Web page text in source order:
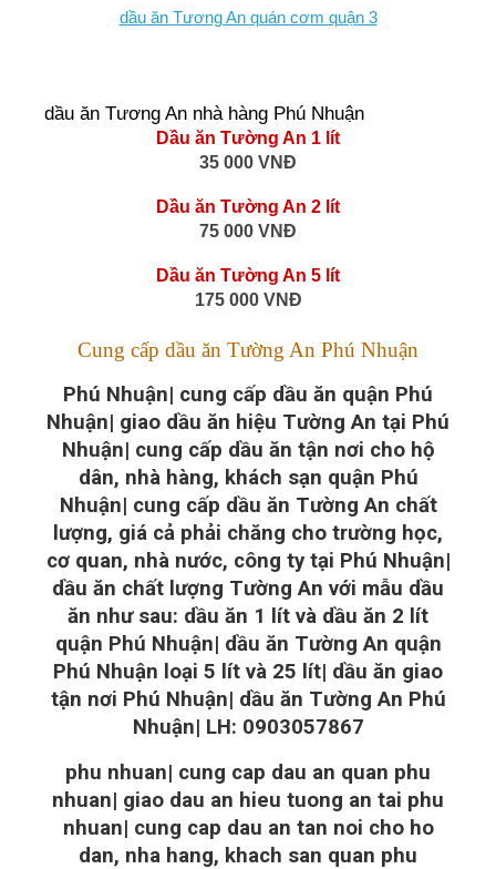
dầu ăn Tương An quán cơm quận 3
dầu ăn Tương An nhà hàng Phú Nhuận
Dầu ăn Tường An 1 lít
35 000 VNĐ
Dầu ăn Tường An 2 lít
75 000 VNĐ
Dầu ăn Tường An 5 lít
175 000 VNĐ
Cung cấp dầu ăn Tường An Phú Nhuận
Phú Nhuận| cung cấp dầu ăn quận Phú
Nhuận| giao dầu ăn hiệu Tường An tại Phú
Nhuận| cung cấp dầu ăn tận nơi cho hộ
dân, nhà hàng, khách sạn quận Phú
Nhuận| cung cấp dầu ăn Tường An chất
lượng, giá cả phải chăng cho trường học,
cơ quan, nhà nước, công ty tại Phú Nhuận|
dầu ăn chất lượng Tường An với mẫu dầu
ăn như sau: dầu ăn 1 lít và dầu ăn 2 lít
quận Phú Nhuận| dầu ăn Tường An quận
Phú Nhuận loại 5 lít và 25 lít| dầu ăn giao
tận nơi Phú Nhuận| dầu ăn Tường An Phú
Nhuận| LH: 0903057867
phu nhuan| cung cap dau an quan phu
nhuan| giao dau an hieu tuong an tai phu
nhuan| cung cap dau an tan noi cho ho
dan, nha hang, khach san quan phu